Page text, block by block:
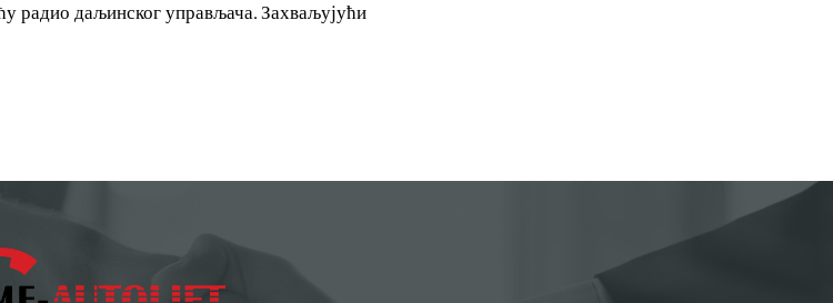
радио даљинског управљача. Захваљујући